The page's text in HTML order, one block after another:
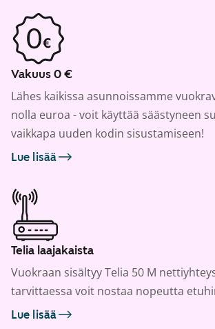
Vakuus 0 €
Lähes kaikissa asunnoissamme
nolla euroa - voit käyttää säästyneen
vaikkapa uuden kodin sisustamiseen!
Lue lisää
Telia laajakaista
Vuokraan sisältyy Telia 50 M
tarvittaessa voit nostaa nopeutta
Lue lisää